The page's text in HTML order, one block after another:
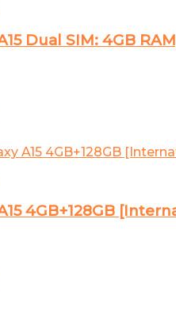
Dual SIM: 4GB
4GB+128GB